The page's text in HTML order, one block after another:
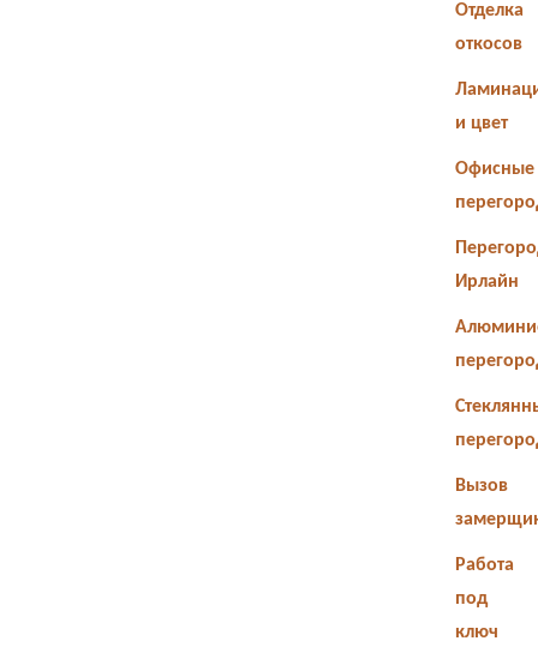
Отделка
откосов
и цвет
Офисные
Ирлайн
Вызов
Работа
под
ключ